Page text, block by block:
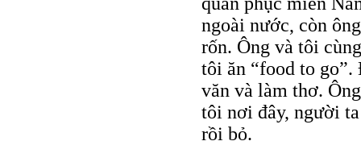
ngoài nước, còn
rốn. Ông và tôi
tôi ăn “food to
văn và làm thơ.
tôi nơi đây, người
rồi bỏ.